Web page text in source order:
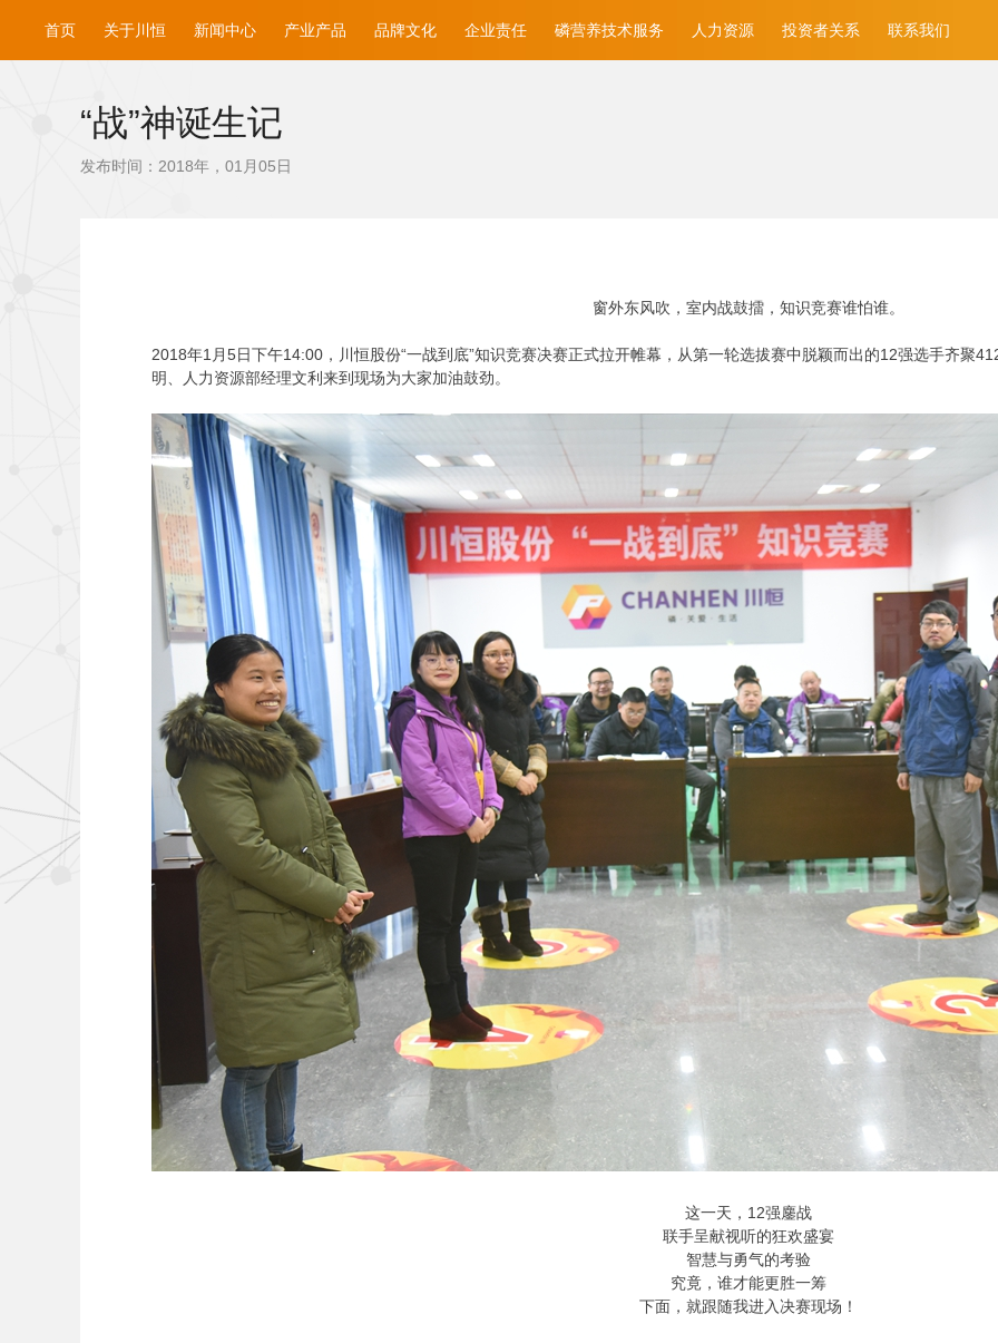
首页 关于川恒 新闻中心 产业产品 品牌文化 企业责任 磷营养技术服务 人力资源 投资者关系 联系我们
“战”神诞生记
发布时间：2018年，01月05日
窗外东风吹，室内战鼓擂，知识竞赛谁怕谁。
2018年1月5日下午14:00，川恒股份“一战到底”知识竞赛决赛正式拉开帷幕，从第一轮选拔赛中脱颖而出的12强选手齐聚
明、人力资源部经理文利来到现场为大家加油鼓劲。
这一天，12强鏖战
联手呈献视听的狂欢盛宴
智慧与勇气的考验
究竟，谁才能更胜一筹
下面，就跟随我进入决赛现场！